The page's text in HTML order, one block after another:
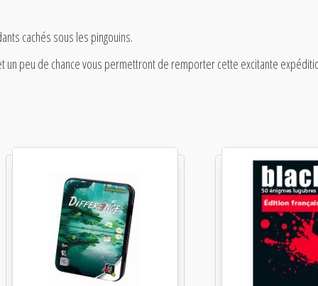
cachés sous les pingouins.
peu de chance vous permettront de remporter cette excitante